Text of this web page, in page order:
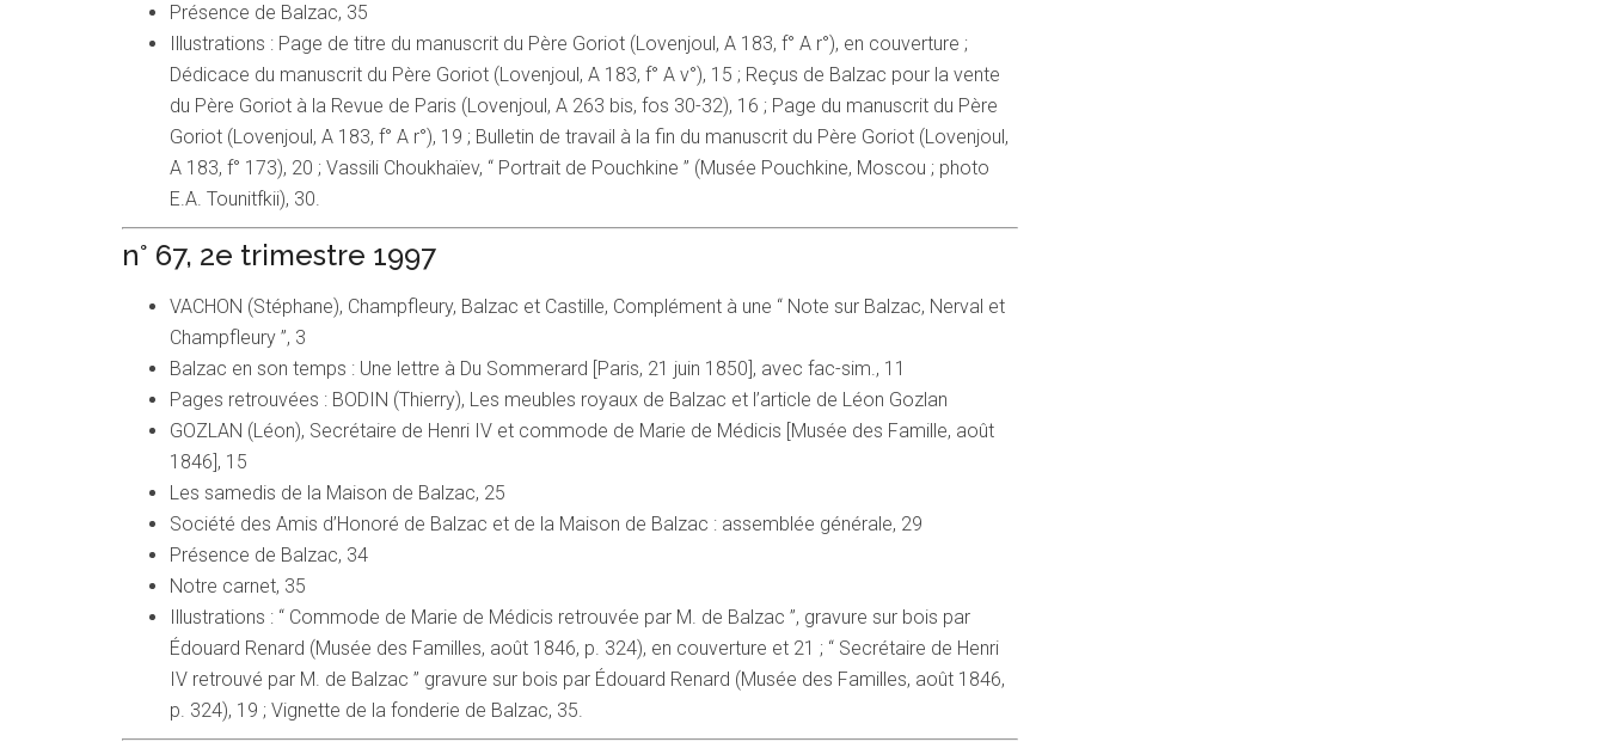
Présence de Balzac, 35
Illustrations : Page de titre du manuscrit du Père Goriot (Lovenjoul, A 183, f° A r°), en couverture ;
Dédicace du manuscrit du Père Goriot (Lovenjoul, A 183, f° A v°), 15 ; Reçus de Balzac pour la vente
du Père Goriot à la Revue de Paris (Lovenjoul, A 263 bis, fos 30-32), 16 ; Page du manuscrit du Père
Goriot (Lovenjoul, A 183, f° A r°), 19 ; Bulletin de travail à la fin du manuscrit du Père Goriot (Lovenjoul,
A 183, f° 173), 20 ; Vassili Choukhaïev, “ Portrait de Pouchkine ” (Musée Pouchkine, Moscou ; photo
E.A. Tounitfkii), 30.
n° 67, 2e trimestre 1997
VACHON (Stéphane), Champfleury, Balzac et Castille, Complément à une “ Note sur Balzac, Nerval et
Champfleury ”, 3
Balzac en son temps : Une lettre à Du Sommerard [Paris, 21 juin 1850], avec fac-sim., 11
Pages retrouvées : BODIN (Thierry), Les meubles royaux de Balzac et l’article de Léon Gozlan
GOZLAN (Léon), Secrétaire de Henri IV et commode de Marie de Médicis [Musée des Famille, août
1846], 15
Les samedis de la Maison de Balzac, 25
Société des Amis d’Honoré de Balzac et de la Maison de Balzac : assemblée générale, 29
Présence de Balzac, 34
Notre carnet, 35
Illustrations : “ Commode de Marie de Médicis retrouvée par M. de Balzac ”, gravure sur bois par
Édouard Renard (Musée des Familles, août 1846, p. 324), en couverture et 21 ; “ Secrétaire de Henri
IV retrouvé par M. de Balzac ” gravure sur bois par Édouard Renard (Musée des Familles, août 1846,
p. 324), 19 ; Vignette de la fonderie de Balzac, 35.